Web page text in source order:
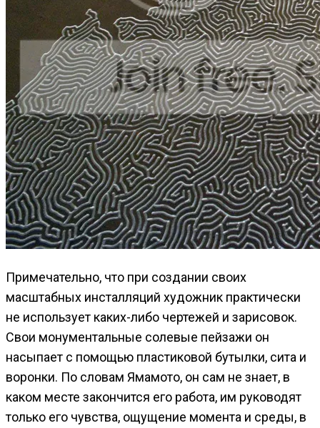
Примечательно, что при создании своих
масштабных инсталляций художник практически
не использует каких-либо чертежей и зарисовок.
Свои монументальные солевые пейзажи он
насыпает с помощью пластиковой бутылки, сита и
воронки. По словам Ямамото, он сам не знает, в
каком месте закончится его работа, им руководят
только его чувства, ощущение момента и среды, в